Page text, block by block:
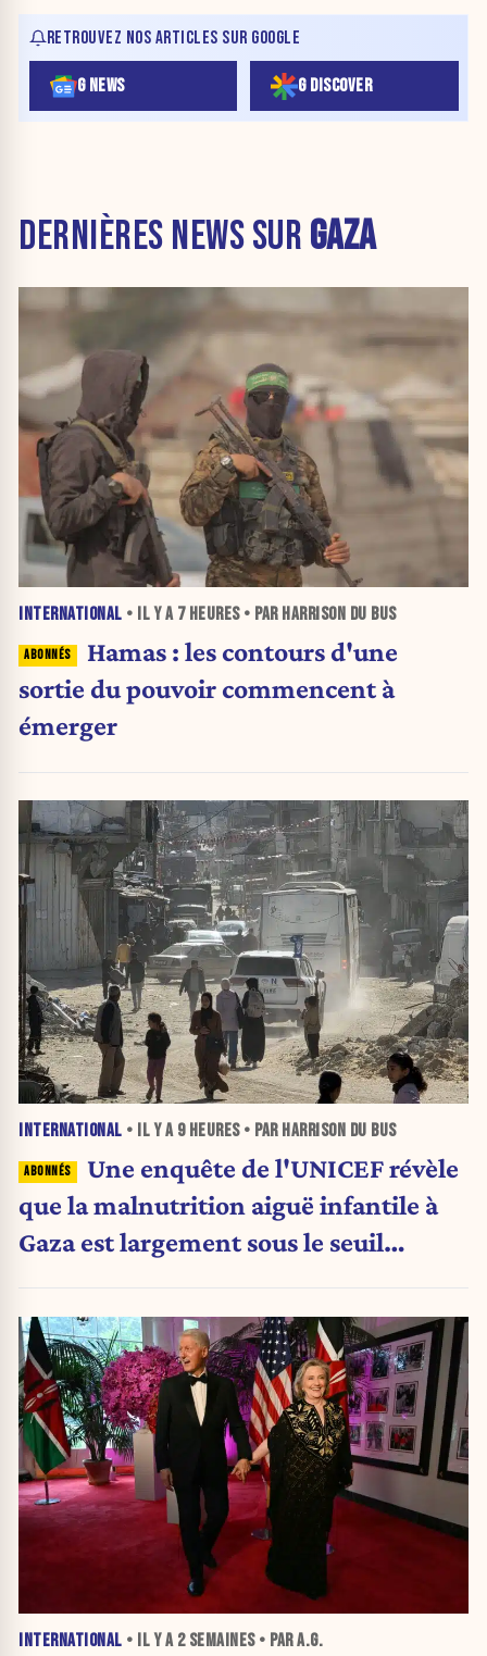
RETROUVEZ NOS ARTICLES SUR GOOGLE
G NEWS G DISCOVER
DERNIÈRES NEWS SUR GAZA
INTERNATIONAL • IL Y A 7 HEURES• PAR HARRISON DU BUS
Hamas : les contours d'une
sortie du pouvoir commencent à
émerger
INTERNATIONAL • IL Y A 9 HEURES• PAR HARRISON DU BUS
Une enquête de l'UNICEF révèle
que la malnutrition aiguë infantile à
Gaza est largement sous le seuil
INTERNATIONAL • IL Y A 2 SEMAINES• PAR A.G.